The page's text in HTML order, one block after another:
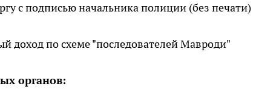
с подписью начальника полиции (без печати)
доход по схеме "последователей Мавроди"
органов: